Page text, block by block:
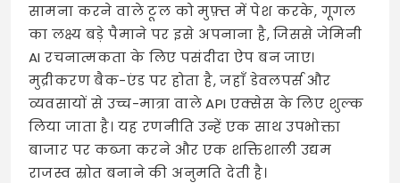
सामना करने वाले टूल को मुफ़्त में पेश करके, गूगल
का लक्ष्य बड़े पैमाने पर इसे अपनाना है, जिससे जेमिनी
AI रचनात्मकता के लिए पसंदीदा ऐप बन जाए।
मुद्रीकरण बैक-एंड पर होता है, जहाँ डेवलपर्स और
व्यवसायों से उच्च-मात्रा वाले API एक्सेस के लिए शुल्क
लिया जाता है। यह रणनीति उन्हें एक साथ उपभोक्ता
बाजार पर कब्जा करने और एक शक्तिशाली उद्यम
राजस्व स्रोत बनाने की अनुमति देती है।